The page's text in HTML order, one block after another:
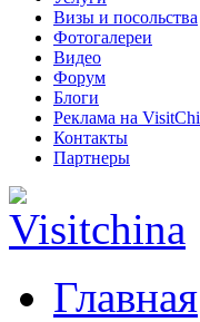
Визы и посольства
Фотогалереи
Видео
Форум
Блоги
Реклама на
Контакты
Партнеры
Главная